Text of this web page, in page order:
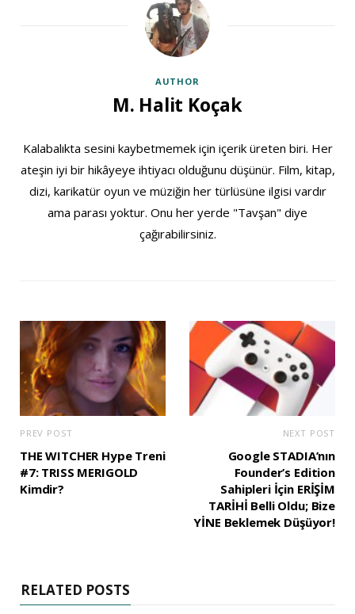
AUTHOR
M. Halit Koçak
Kalabalıkta sesini kaybetmemek için içerik üreten biri. Her
ateşin iyi bir hikâyeye ihtiyacı olduğunu düşünür. Film, kitap,
dizi, karikatür oyun ve müziğin her türlüsüne ilgisi vardır
ama parası yoktur. Onu her yerde "Tavşan" diye
çağırabilirsiniz.
PREV POST
THE WITCHER Hype Treni
#7: TRISS MERIGOLD
Kimdir?
NEXT POST
Google STADIA’nın
Founder’s Edition
Sahipleri İçin ERİŞİM
TARİHİ Belli Oldu; Bize
YİNE Beklemek Düşüyor!
RELATED POSTS